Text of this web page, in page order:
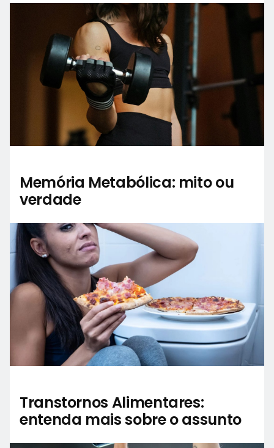
Memória Metabólica: mito ou
verdade
Transtornos Alimentares:
entenda mais sobre o assunto